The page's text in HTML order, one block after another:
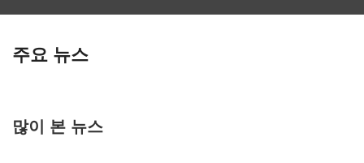
주요 뉴스
많이 본 뉴스